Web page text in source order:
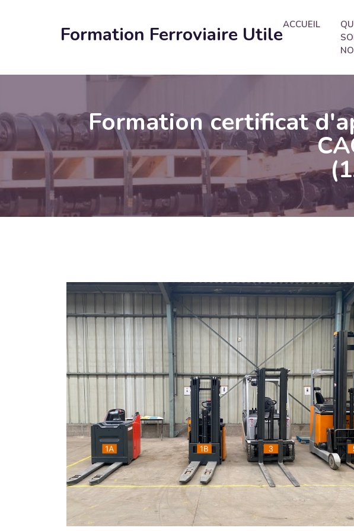
Formation Ferroviaire UtileACCUEIL
Formation certificat